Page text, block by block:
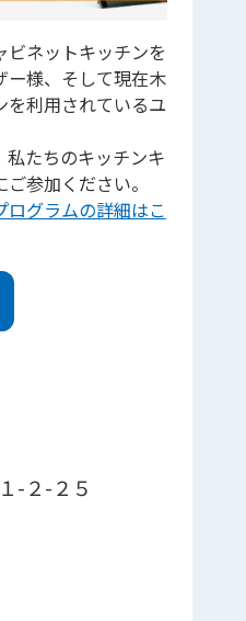
ネットキッチンを
ー様、そして現在木
を利用されているユ
たちのキッチンキ
参加ください。
グラムの詳細はこ
-２-２５